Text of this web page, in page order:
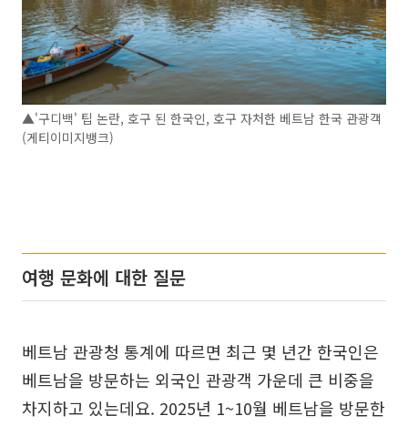
▲'구디백' 팁 논란, 호구 된 한국인, 호구 자처한 베트남 한국 관광객
(게티이미지뱅크)
여행 문화에 대한 질문
베트남 관광청 통계에 따르면 최근 몇 년간 한국인은
베트남을 방문하는 외국인 관광객 가운데 큰 비중을
차지하고 있는데요. 2025년 1~10월 베트남을 방문한